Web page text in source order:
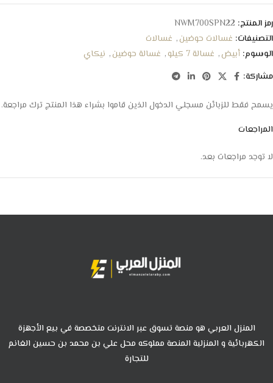
رمز المنتج: NWM700SPN22
التصنيفات: غسالات حوضين, غسالات
الوسوم: أبيض, غسالة 7 كيلو , غسالة حوضين, نيكاي
مشاركة:
المراجعات
لا توجد مراجعات بعد.
يسمح فقط للزبائن مسجلي الدخول الذين قاموا بشراء هذا المنتج ترك مراجعة.
المنزل العربي هو منصة تسوق عبر الانترنت متخصصة في بيع الأجهزة
الكهربائية و المنزلية المنصة مملوكه محل علي بن محمد بن حسين الغانم
للتجارة